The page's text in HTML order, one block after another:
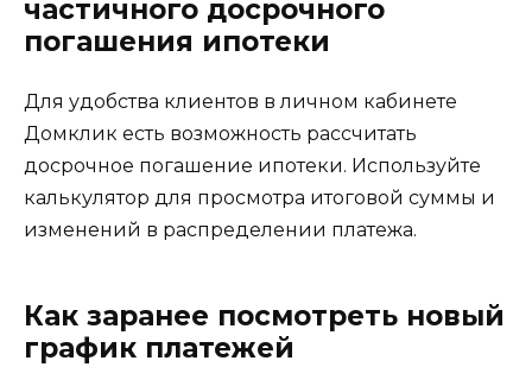
частичного досрочного
погашения ипотеки
Для удобства клиентов в личном кабинете
Домклик есть возможность рассчитать
досрочное погашение ипотеки. Используйте
калькулятор для просмотра итоговой суммы и
изменений в распределении платежа.
Как заранее посмотреть новый
график платежей